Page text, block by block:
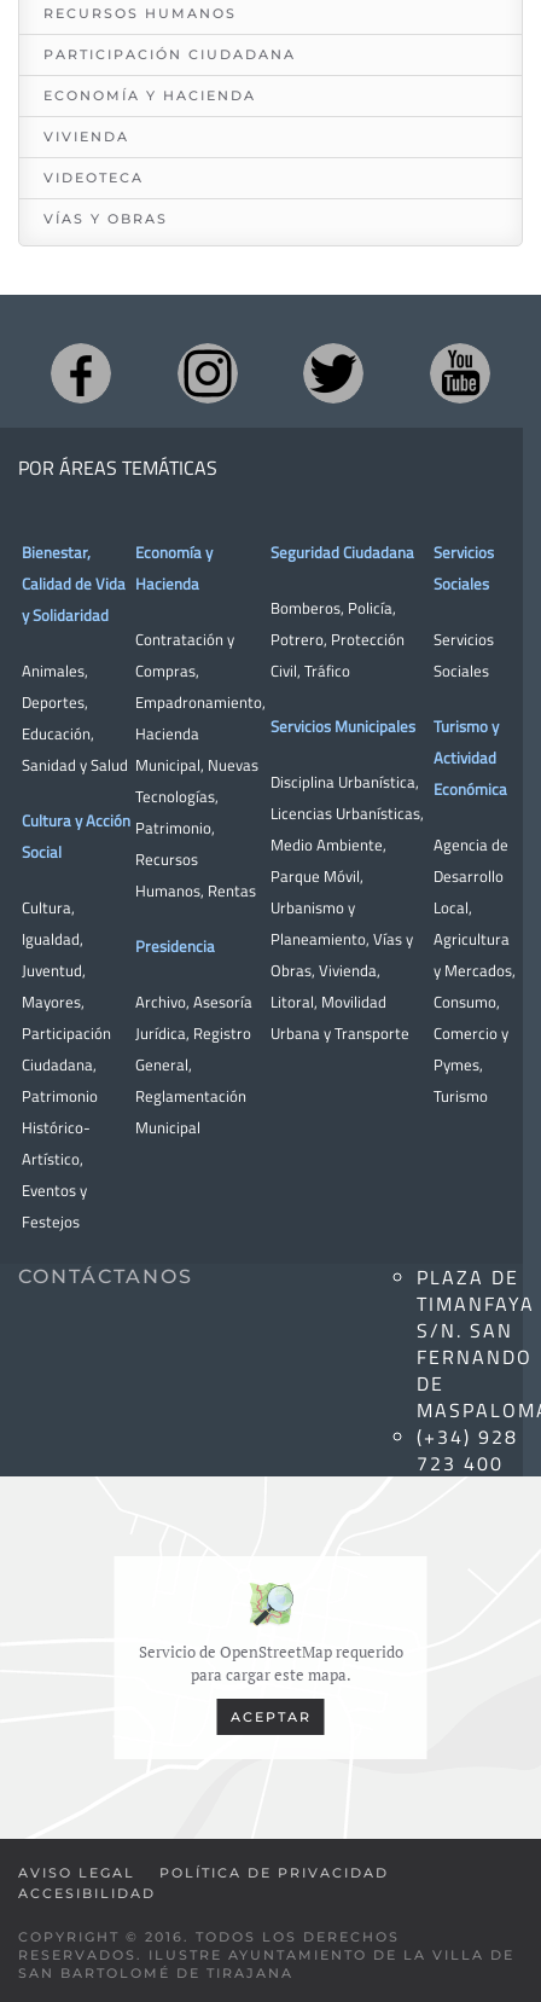
RECURSOS HUMANOS
PARTICIPACIÓN CIUDADANA
ECONOMÍA Y HACIENDA
VIVIENDA
VIDEOTECA
VÍAS Y OBRAS
POR ÁREAS TEMÁTICAS
Bienestar,
Calidad de Vida
y Solidaridad
Animales,
Deportes,
Educación,
Sanidad y Salud
Cultura y Acción
Social
Cultura,
Igualdad,
Juventud,
Mayores,
Participación
Ciudadana,
Patrimonio
Histórico-
Artístico,
Eventos y
Festejos
Economía y
Hacienda
Contratación y
Compras,
Empadronamiento,
Hacienda
Municipal, Nuevas
Tecnologías,
Patrimonio,
Recursos
Humanos, Rentas
Presidencia
Archivo, Asesoría
Jurídica, Registro
General,
Reglamentación
Municipal
Seguridad Ciudadana
Bomberos, Policía,
Potrero, Protección
Civil, Tráfico
Servicios Municipales
Disciplina Urbanística,
Licencias Urbanísticas,
Medio Ambiente,
Parque Móvil,
Urbanismo y
Planeamiento, Vías y
Obras, Vivienda,
Litoral, Movilidad
Urbana y Transporte
Servicios
Sociales
Servicios
Sociales
Turismo y
Actividad
Económica
Agencia de
Desarrollo
Local,
Agricultura
y Mercados,
Consumo,
Comercio y
Pymes,
Turismo
CONTÁCTANOS
PLAZA DE
TIMANFAYA
S/N. SAN
FERNANDO
DE
(+34) 928
723 400
Servicio de OpenStreetMap requerido
para cargar este mapa.
ACEPTAR
AVISO LEGAL
POLÍTICA DE PRIVACIDAD
ACCESIBILIDAD
COPYRIGHT © 2016. TODOS LOS DERECHOS
RESERVADOS. ILUSTRE AYUNTAMIENTO DE LA VILLA DE
SAN BARTOLOMÉ DE TIRAJANA